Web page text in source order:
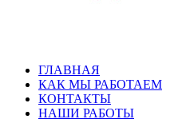
ГЛАВНАЯ
КАК МЫ РАБОТАЕМ
КОНТАКТЫ
НАШИ РАБОТЫ